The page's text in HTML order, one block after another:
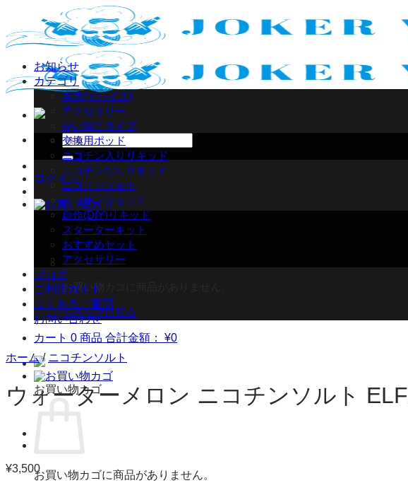
content
検
索
対
象:
ログイン
お買い物カゴに商品がありません。
ショップに戻る
カート 0 商品 合計金額： ¥0
お買い物カゴ
お買い物カゴに商品がありません。
お知らせ
カテゴリ
本体(デバイス)
アクセサリー
使い捨てタイプ
交換用ポッド
ニコチン入りリキッド
ニコチンなしリキッド
ニコチンソルト
ニコチンショット
自作(DIY)リキッド
スターターキット
おすすめセット
アクセサリー
ブログ
ご利用ガイド
よくあるご質問
お問い合わせ
ホーム / ニコチンソルト
ウォーターメロン ニコチンソルト
¥3,500